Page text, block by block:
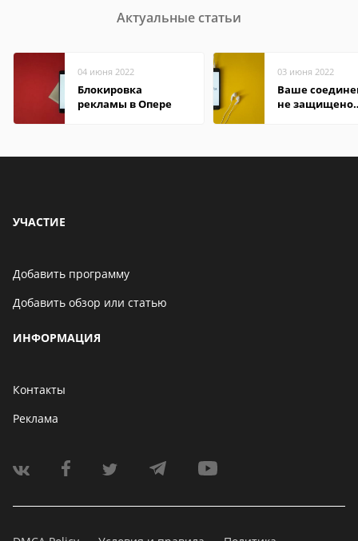
Актуальные статьи
04 июня 2022
Блокировка
рекламы в Опере
03 июня 2022
Ваше
не защищено
УЧАСТИЕ
Добавить программу
Добавить обзор или статью
ИНФОРМАЦИЯ
Контакты
Реклама